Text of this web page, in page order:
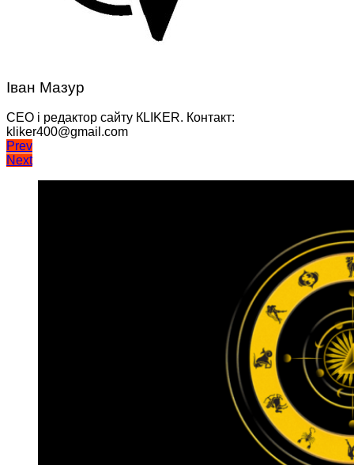
Іван Мазур
CEO і редактор сайту КLIKER. Контакт:
kliker400@gmail.com
Навігація
записів
Prev
Next